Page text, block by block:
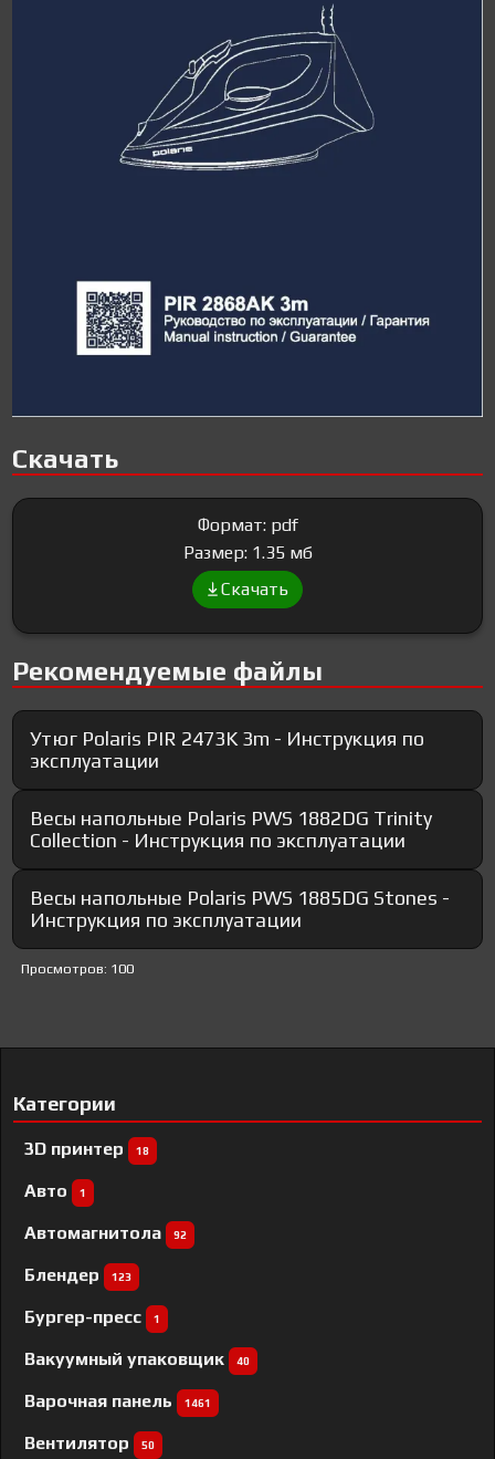
Скачать
Формат: pdf
Размер: 1.35 мб
Скачать
Рекомендуемые файлы
Утюг Polaris PIR 2473K 3m - Инструкция по
эксплуатации
Весы напольные Polaris PWS 1882DG Trinity
Collection - Инструкция по эксплуатации
Весы напольные Polaris PWS 1885DG Stones -
Инструкция по эксплуатации
Просмотров: 100
Категории
3D принтер 18
Авто 1
Автомагнитола 92
Блендер 123
Бургер-пресс 1
Вакуумный упаковщик 40
Варочная панель 1461
Вентилятор 50